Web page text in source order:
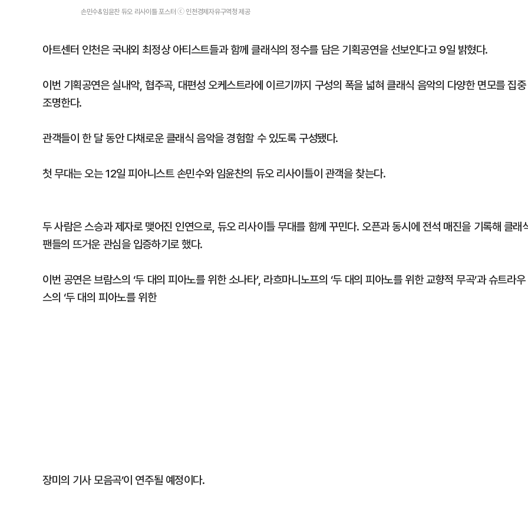
손민수&임윤찬 듀오 리사이틀 포스터 ⓒ 인천경제자유구역청 제공
아트센터 인천은 국내외 최정상 아티스트들과 함께 클래식의 정수를 담은 기획공연을 선보인다고 9일 밝혔다.
이번 기획공연은 실내악, 협주곡, 대편성 오케스트라에 이르기까지 구성의 폭을 넓혀 클래식 음악의 다양한 면모를 집중
조명한다.
관객들이 한 달 동안 다채로운 클래식 음악을 경험할 수 있도록 구성됐다.
첫 무대는 오는 12일 피아니스트 손민수와 임윤찬의 듀오 리사이틀이 관객을 찾는다.
두 사람은 스승과 제자로 맺어진 인연으로, 듀오 리사이틀 무대를 함께 꾸민다. 오픈과 동시에 전석 매진을 기록해 클래
팬들의 뜨거운 관심을 입증하기로 했다.
이번 공연은 브람스의 ‘두 대의 피아노를 위한 소나타’, 라흐마니노프의 ‘두 대의 피아노를 위한 교향적 무곡’과 슈트라우
스의 ‘두 대의 피아노를 위한
장미의 기사 모음곡’이 연주될 예정이다.